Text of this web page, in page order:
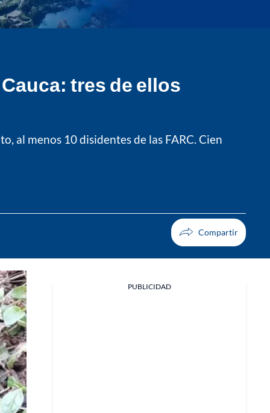
tres de ellos
al menos 10 disidentes de las FARC. Cien
PUBLICIDAD